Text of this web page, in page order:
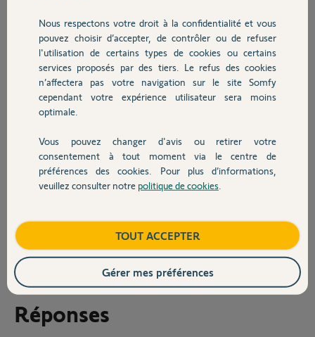
Chauffage
Autres produits
Devis avec un pro
Contact
qu'aujourd'hui et je ne sais pas depuis quand il a disparu car je ne m'en
sers que dans des smarts pour fermeture automatique le soir. Bizarre
Quelques photos pour étayer mon interrogation.
A méditer !
Anonyme
Participer au fil de discussion
Réponses
Nous respectons votre droit à la confidentialité et vous
pouvez choisir d’accepter, de contrôler ou de refuser
l'utilisation de certains types de cookies ou certains
services proposés par des tiers. Le refus des cookies
n’affectera pas votre navigation sur le site Somfy
cependant votre expérience utilisateur sera moins
optimale.
Vous pouvez changer d'avis ou retirer votre
consentement à tout moment via le centre de
préférences des cookies. Pour plus d’informations,
veuillez consulter notre politique de cookies
TOUT ACCEPTER
Gérer mes préférences